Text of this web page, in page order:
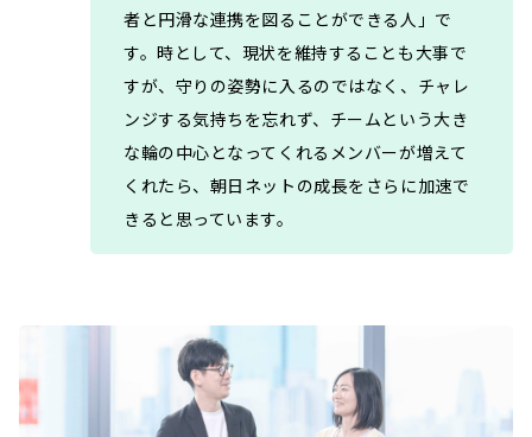
者と円滑な連携を図ることができる人」で
す。時として、現状を維持することも大事で
すが、守りの姿勢に入るのではなく、チャレ
ンジする気持ちを忘れず、チームという大き
な輪の中心となってくれるメンバーが増えて
くれたら、朝日ネットの成長をさらに加速で
きると思っています。